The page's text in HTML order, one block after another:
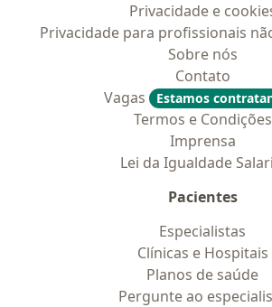
Privacidade e
Privacidade para profissionais
Sobre nós
Contato
Vagas
Estamos
Termos e Condições
Imprensa
Lei da Igualdade
Pacientes
Especialistas
Clínicas e Hospitais
Planos de saúde
Pergunte ao